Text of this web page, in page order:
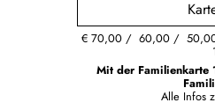
€ 70,00 60,00
Mit der Familienkarte
Alle Infos